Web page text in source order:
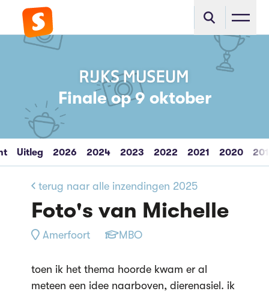
Finale op 9 oktober
Uitleg 2026 2024 2023 2022 2021 2020
terug naar alle inzendingen 2025
Foto's van Michelle
Amerfoort MBO
toen ik het thema hoorde kwam er al
meteen een idee naarboven, dierenasiel. ik